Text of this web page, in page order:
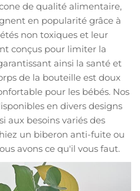
de qualité alimentaire,
en popularité grâce à
non toxiques et leur
conçus pour limiter la
ainsi la santé et
de la bouteille est doux
pour les bébés. Nos
en divers designs
aux besoins variés des
un biberon anti-fuite ou
avons ce qu'il vous faut.